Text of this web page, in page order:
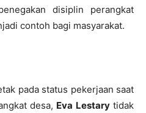
disiplin perangkat
contoh bagi masyarakat.
pada status pekerjaan saat
desa, Eva Lestarytidak